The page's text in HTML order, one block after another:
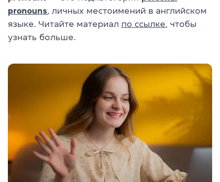
pronouns , личных местоимений в английском
языке. Читайте материал по ссылке , чтобы
узнать больше.